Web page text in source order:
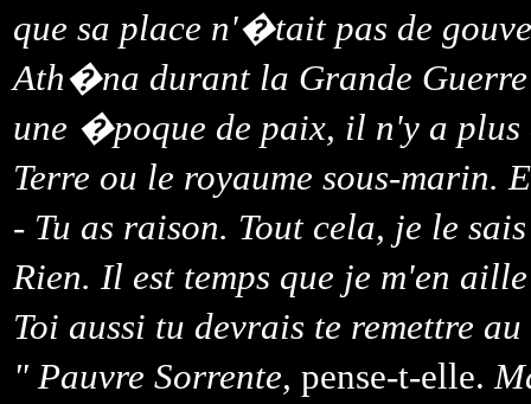
que sa place n'�tait pas de
Ath�na durant la Grande
une �poque de paix, il n'y a plus
Terre ou le royaume sous-
- Tu as raison. Tout cela, je le
Rien. Il est temps que je m'en
Toi aussi tu devrais te remettre
" Pauvre Sorrente, pense-t-elle.